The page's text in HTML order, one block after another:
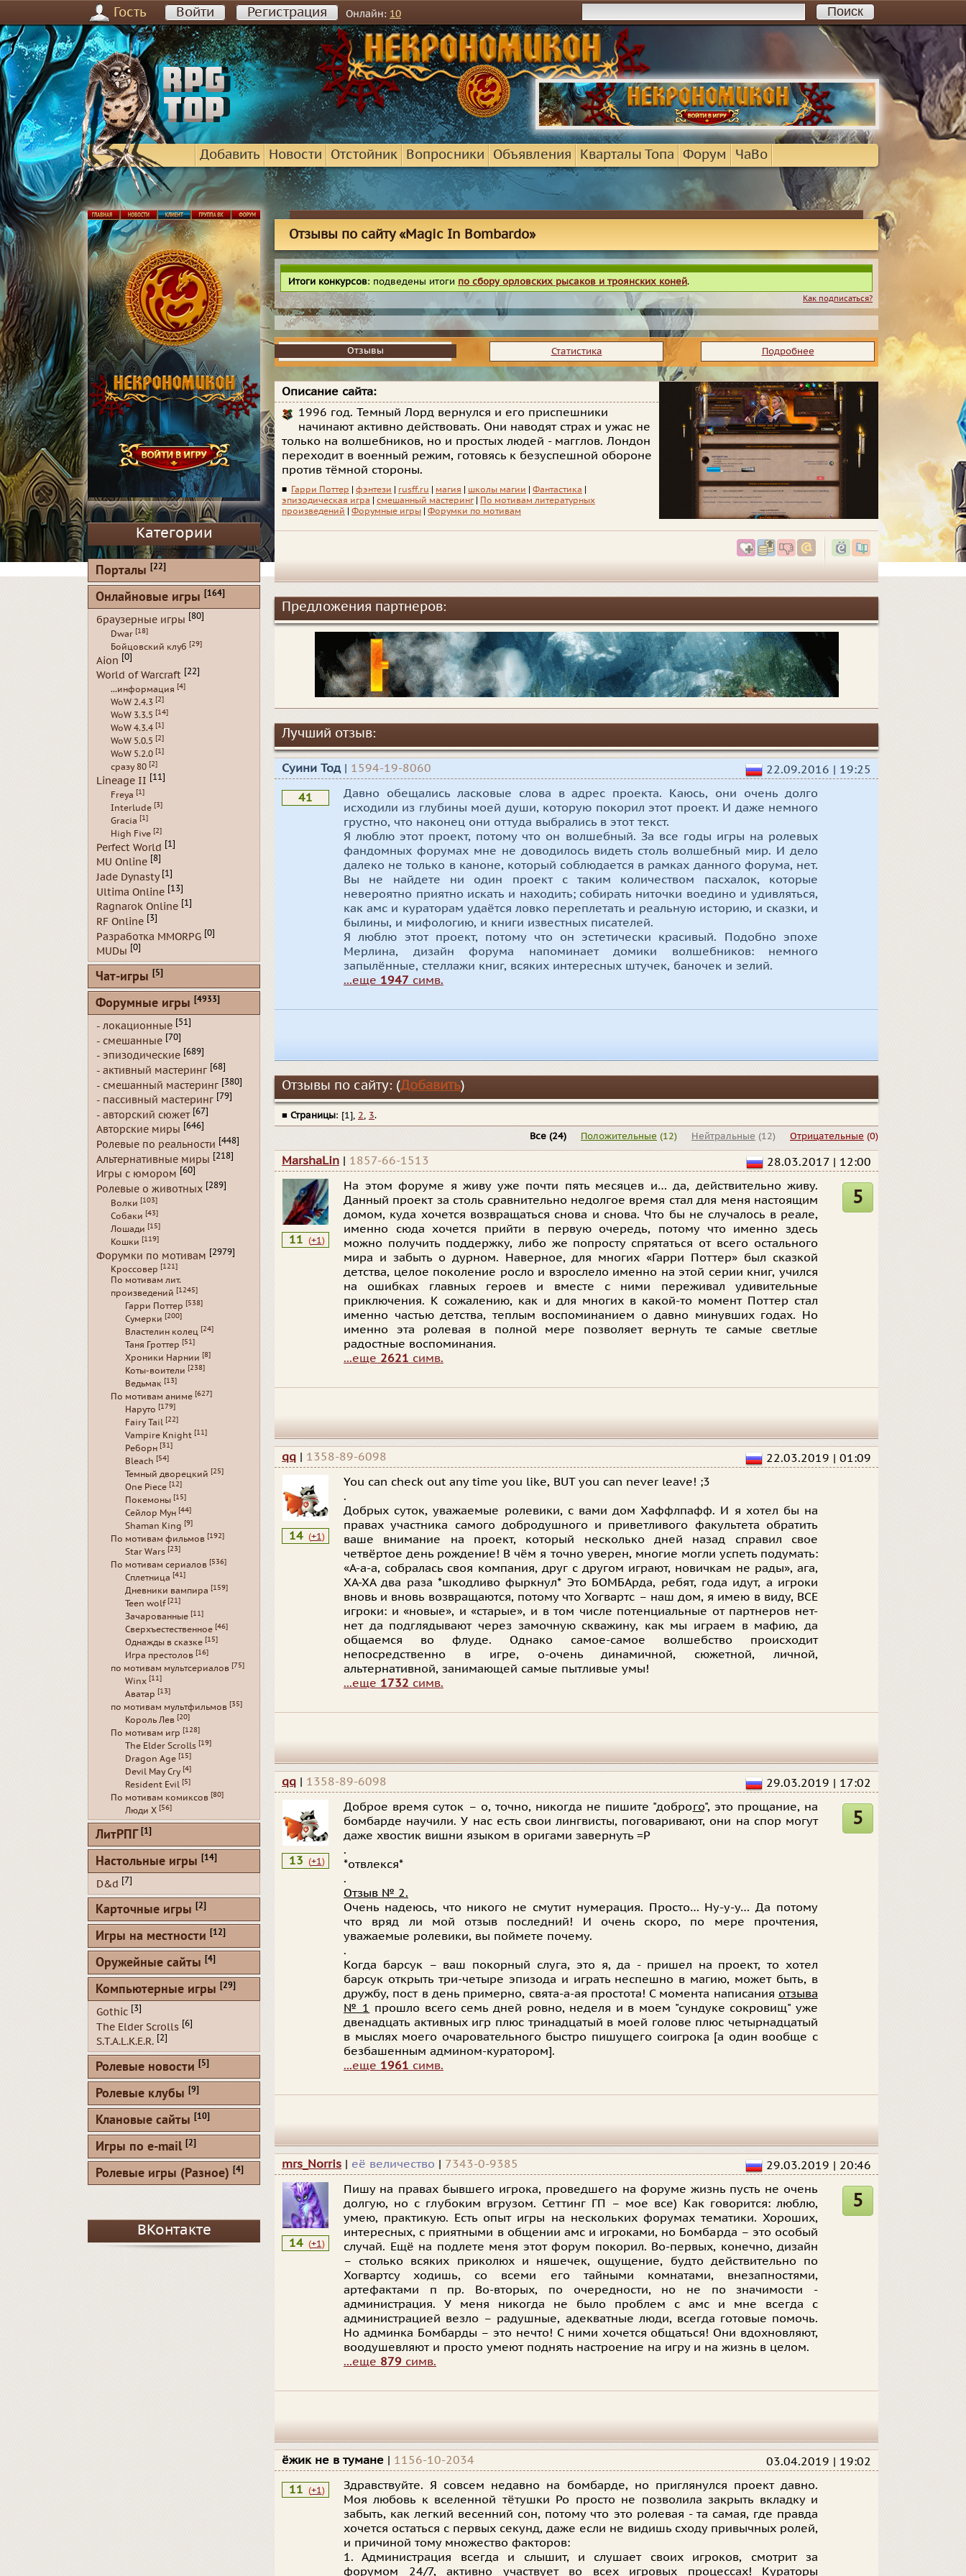
Гость Войти Регистрация Онлайн: 10
Добавить Новости Отстойник Вопросники Объявления Кварталы Топа Форум ЧаВо
Отзывы по сайту «Magic In Bombardo»
Итоги конкурсов: подведены итоги по сбору орловских рысаков и троянских коней.
Как подписаться?
Отзывы
Отзывы Статистика Подробнее
Описание сайта:
1996 год. Темный Лорд вернулся и его приспешники
начинают активно действовать. Они наводят страх и ужас не
только на волшебников, но и простых людей - магглов. Лондон
переходит в военный режим, готовясь к безуспешной обороне
против тёмной стороны.
■ Гарри Поттер фэнтези rusff.ru магия школы магии Фантастика
эпизодическая игра
смешанный мастеринг
По мотивам литературных
произведений
Форумные игры Форумки по мотивам
Предложения партнеров:
Лучший отзыв:
Суини Тод | 1594-19-8060 22.09.2016 | 19:25
41
Давно обещались ласковые слова в адрес проекта. Каюсь, они очень долго
исходили из глубины моей души, которую покорил этот проект. И даже немного
грустно, что наконец они оттуда выбрались в этот текст.
Я люблю этот проект, потому что он волшебный. За все годы игры на ролевых
фандомных форумах мне не доводилось видеть столь волшебный мир. И дело
далеко не только в каноне, который соблюдается в рамках данного форума, нет.
Вы не найдете ни один проект с таким количеством пасхалок, которые
невероятно приятно искать и находить; собирать ниточки воедино и удивляться,
как амс и кураторам удаётся ловко переплетать и реальную историю, и сказки, и
былины, и мифологию, и книги известных писателей.
Я люблю этот проект, потому что он эстетически красивый. Подобно эпохе
Мерлина, дизайн форума напоминает домики волшебников: немного
запылённые, стеллажи книг, всяких интересных штучек, баночек и зелий.
...еще 1947 симв.
Отзывы по сайту: (Добавить)
■ Страницы: [1], 2, 3.
Отрицательные (0)
Нейтральные (12)
Положительные (12)
Все (24)
MarshaLin | 1857-66-1513 28.03.2017 | 12:00
11 (+1)
На этом форуме я живу уже почти пять месяцев и… да, действительно живу.
Данный проект за столь сравнительно недолгое время стал для меня настоящим
домом, куда хочется возвращаться снова и снова. Что бы не случалось в реале,
именно сюда хочется прийти в первую очередь, потому что именно здесь
можно получить поддержку, либо же попросту спрятаться от всего остального
мира и забыть о дурном. Наверное, для многих «Гарри Поттер» был сказкой
детства, целое поколение росло и взрослело именно на этой серии книг, учился
на ошибках главных героев и вместе с ними переживал удивительные
приключения. К сожалению, как и для многих в какой-то момент Поттер стал
именно частью детства, теплым воспоминанием о давно минувших годах. Но
именно эта ролевая в полной мере позволяет вернуть те самые светлые
радостные воспоминания.
...еще 2621 симв.
5
qq | 1358-89-6098 22.03.2019 | 01:09
14 (+1)
You can check out any time you like, BUT you can never leave! ;3
.
Добрых суток, уважаемые ролевики, с вами дом Хаффлпафф. И я хотел бы на
правах участника самого добродушного и приветливого факультета обратить
ваше внимание на проект, который несколько дней назад справил свое
четвёртое день рождение! В чём я точно уверен, многие могли успеть подумать:
«А-а-а, собралась своя компания, друг с другом играют, новичкам не рады», ага,
ХА-ХА два раза *шкодливо фыркнул* Это БОМБАрда, ребят, года идут, а игроки
вновь и вновь возвращаются, потому что Хогвартс – наш дом, я имею в виду, ВСЕ
игроки: и «новые», и «старые», и в том числе потенциальные от партнеров нет-
нет да подглядывают через замочную скважину, как мы играем в мафию, да
общаемся во флуде. Однако самое-самое волшебство происходит
непосредственно в игре, о-очень динамичной, сюжетной, личной,
альтернативной, занимающей самые пытливые умы!
...еще 1732 симв.
qq | 1358-89-6098 29.03.2019 | 17:02
13 (+1)
Доброе время суток – о, точно, никогда не пишите "доброго", это прощание, на
бомбарде научили. У нас есть свои лингвисты, поговаривают, они на спор могут
даже хвостик вишни языком в оригами завернуть =Р
.
*отвлекся*
.
Отзыв № 2.
Очень надеюсь, что никого не смутит нумерация. Просто… Ну-у-у… Да потому
что вряд ли мой отзыв последний! И очень скоро, по мере прочтения,
уважаемые ролевики, вы поймете почему.
.
Когда барсук – ваш покорный слуга, это я, да - пришел на проект, то хотел
барсук открыть три-четыре эпизода и играть неспешно в магию, может быть, в
дружбу, пост в день примерно, свята-а-ая простота! С момента написания отзыва
№ 1 прошло всего семь дней ровно, неделя и в моем "сундуке сокровищ" уже
двенадцать активных игр плюс тринадцатый в моей голове плюс четырнадцатый
в мыслях моего очаровательного быстро пишущего соигрока [а один вообще с
безбашенным админом-куратором].
...еще 1961 симв.
5
mrs_Norris | её величество | 7343-0-9385 29.03.2019 | 20:46
14 (+1)
Пишу на правах бывшего игрока, проведшего на форуме жизнь пусть не очень
долгую, но с глубоким вгрузом. Сеттинг ГП – мое все) Как говорится: люблю,
умею, практикую. Есть опыт игры на нескольких форумах тематики. Хороших,
интересных, с приятными в общении амс и игроками, но Бомбарда – это особый
случай. Ещё на подлете меня этот форум покорил. Во-первых, конечно, дизайн
– столько всяких приколюх и няшечек, ощущение, будто действительно по
Хогвартсу ходишь, со всеми его тайными комнатами, внезапностями,
артефактами п пр. Во-вторых, по очередности, но не по значимости -
администрация. У меня никогда не было проблем с амс и мне всегда с
администрацией везло – радушные, адекватные люди, всегда готовые помочь.
Но админка Бомбарды – это нечто! С ними хочется общаться! Они вдохновляют,
воодушевляют и просто умеют поднять настроение на игру и на жизнь в целом.
...еще 879 симв.
5
ёжик не в тумане | 1156-10-2034 03.04.2019 | 19:02
11 (+1)
Здравствуйте. Я совсем недавно на бомбарде, но приглянулся проект давно.
Моя любовь к вселенной тётушки Ро просто не позволила закрыть вкладку и
забыть, как легкий весенний сон, потому что это ролевая - та самая, где правда
хочется остаться с первых секунд, даже если не видишь сходу привычных ролей,
и причиной тому множество факторов:
1. Администрация всегда и слышит, и слушает своих игроков, смотрит за
форумом 24/7, активно участвует во всех игровых процессах! Кураторы
Категории
Порталы [22]
Онлайновые игры [164]
браузерные игры [80]
Dwar [18]
Бойцовский клуб [29]
Aion [0]
World of Warcraft [22]
...информация [4]
WoW 2.4.3 [2]
WoW 3.3.5 [14]
WoW 4.3.4 [1]
WoW 5.0.5 [2]
WoW 5.2.0 [1]
сразу 80 [2]
Lineage II [11]
Freya [1]
Interlude [3]
Gracia [1]
High Five [2]
Perfect World [1]
MU Online [8]
Jade Dynasty [1]
Ultima Online [13]
Ragnarok Online [1]
RF Online [3]
Разработка MMORPG [0]
MUDы [0]
Чат-игры [5]
Форумные игры [4933]
- локационные [51]
- смешанные [70]
- эпизодические [689]
- активный мастеринг [68]
- смешанный мастеринг [380]
- пассивный мастеринг [79]
- авторский сюжет [67]
Авторские миры [646]
Ролевые по реальности [448]
Альтернативные миры [218]
Игры с юмором [60]
Ролевые о животных [289]
Волки [103]
Собаки [43]
Лошади [15]
Кошки [119]
Форумки по мотивам [2979]
Кроссовер [121]
По мотивам лит.
произведений [1245]
Гарри Поттер [538]
Сумерки [200]
Властелин колец [24]
Таня Гроттер [51]
Хроники Нарнии [8]
Коты-воители [238]
Ведьмак [13]
По мотивам аниме [627]
Наруто [179]
Fairy Tail [22]
Vampire Knight [11]
Реборн [31]
Bleach [54]
Темный дворецкий [25]
One Piece [12]
Покемоны [15]
Сейлор Мун [44]
Shaman King [9]
По мотивам фильмов [192]
Star Wars [23]
По мотивам сериалов [536]
Сплетница [41]
Дневники вампира [159]
Teen wolf [21]
Зачарованные [11]
Сверхъестественное [46]
Однажды в сказке [15]
Игра престолов [16]
по мотивам мультсериалов [75]
Winx [11]
Аватар [13]
по мотивам мультфильмов [35]
Король Лев [20]
По мотивам игр [128]
The Elder Scrolls [19]
Dragon Age [15]
Devil May Cry [4]
Resident Evil [5]
По мотивам комиксов [80]
Люди Х [56]
ЛитРПГ [1]
Настольные игры [14]
D&d [7]
Карточные игры [2]
Игры на местности [12]
Оружейные сайты [4]
Компьютерные игры [29]
Gothic [3]
The Elder Scrolls [6]
S.T.A.L.K.E.R. [2]
Ролевые новости [5]
Ролевые клубы [9]
Клановые сайты [10]
Игры по e-mail [2]
Ролевые игры (Разное) [4]
ВКонтакте